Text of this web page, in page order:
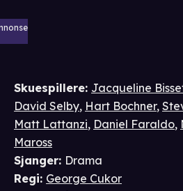
Skuespillere: Jacqueline
David Selby, Hart Bochner,
Matt Lattanzi, Daniel Faraldo,
Maross
Sjanger: Drama
Regi: George Cukor